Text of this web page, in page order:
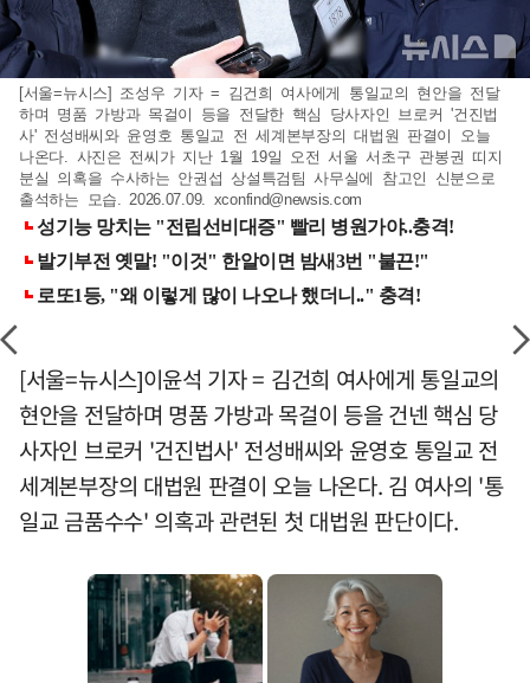
[서울=뉴시스] 조성우 기자 = 김건희 여사에게 통일교의 현안을 전달
하며 명품 가방과 목걸이 등을 전달한 핵심 당사자인 브로커 '건진법
사' 전성배씨와 윤영호 통일교 전 세계본부장의 대법원 판결이 오늘
나온다. 사진은 전씨가 지난 1월 19일 오전 서울 서초구 관봉권 띠지
분실 의혹을 수사하는 안권섭 상설특검팀 사무실에 참고인 신분으로
출석하는 모습. 2026.07.09. xconfind@newsis.com
[서울=뉴시스]이윤석 기자 = 김건희 여사에게 통일교의
현안을 전달하며 명품 가방과 목걸이 등을 건넨 핵심 당
사자인 브로커 '건진법사' 전성배씨와 윤영호 통일교 전
세계본부장의 대법원 판결이 오늘 나온다. 김 여사의 '통
일교 금품수수' 의혹과 관련된 첫 대법원 판단이다.